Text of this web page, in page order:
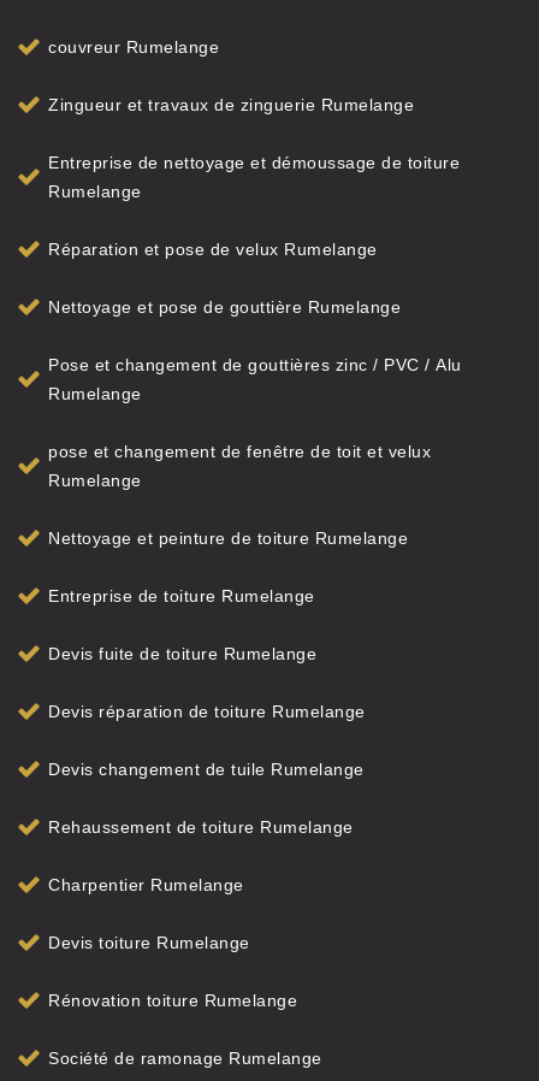
couvreur Rumelange
Zingueur et travaux de zinguerie Rumelange
Entreprise de nettoyage et démoussage de toiture
Rumelange
Réparation et pose de velux Rumelange
Nettoyage et pose de gouttière Rumelange
Pose et changement de gouttières zinc / PVC / Alu
Rumelange
pose et changement de fenêtre de toit et velux
Rumelange
Nettoyage et peinture de toiture Rumelange
Entreprise de toiture Rumelange
Devis fuite de toiture Rumelange
Devis réparation de toiture Rumelange
Devis changement de tuile Rumelange
Rehaussement de toiture Rumelange
Charpentier Rumelange
Devis toiture Rumelange
Rénovation toiture Rumelange
Société de ramonage Rumelange